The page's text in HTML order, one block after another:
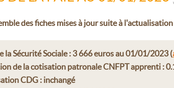
des fiches mises à jour suite à
la Sécurité Sociale : 3 666 euros au 01/01/2023 (
de la cotisation patronale CNFPT apprenti :
CDG : inchangé